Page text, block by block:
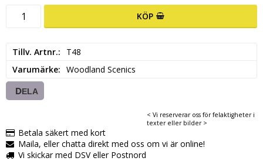
KÖP
Tillv. Artnr.
T48
Varumärke
Woodland Scenics
DELA
Betala säkert med kort
Maila, eller chatta direkt med oss om vi är online!
Vi skickar med DSV eller Postnord
< Vi reserverar oss för felaktigheter i
texter eller bilder >